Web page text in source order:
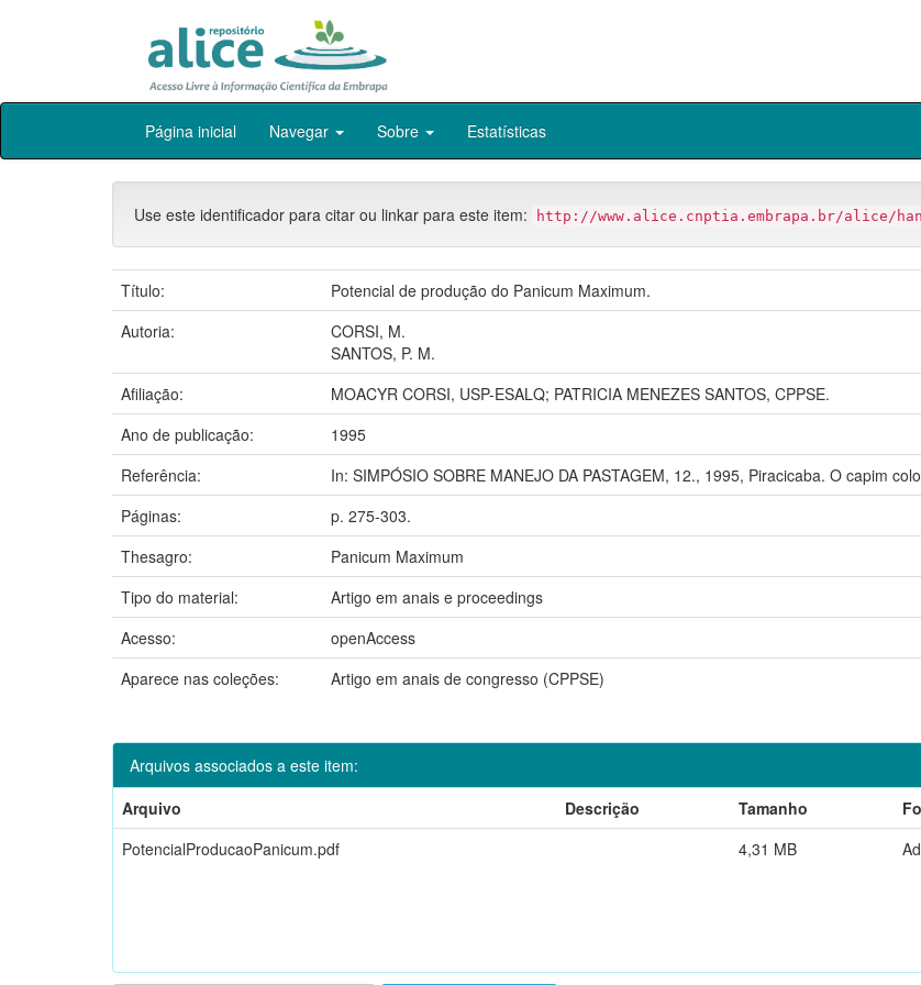
Skip
Página inicial Navegar Sobre Estatísticas
Use este identificador para citar ou linkar para este item: http://www.alice.cnptia.embrapa.br/alice/
Título:
Potencial de produção do Panicum Maximum.
Autoria:
CORSI, M.
SANTOS, P. M.
Afiliação:
MOACYR CORSI, USP-ESALQ; PATRICIA MENEZES SANTOS, CPPSE.
Ano de publicação:
1995
Referência:
In: SIMPÓSIO SOBRE MANEJO DA PASTAGEM, 12., 1995, Piracicaba. O capim
Páginas:
p. 275-303.
Thesagro:
Panicum Maximum
Tipo do material:
Artigo em anais e proceedings
Acesso:
openAccess
Aparece nas coleções:
Artigo em anais de congresso (CPPSE)
Arquivos associados a este item:
Arquivo
Descrição Tamanho
PotencialProducaoPanicum.pdf
4,31 MB